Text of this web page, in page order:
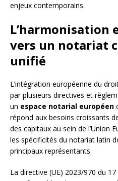
enjeux contemporains.
L’harmonisation
vers un notariat
unifié
L’intégration européenne du
par plusieurs directives et
un espace notarial européen
répond aux besoins croissants
des capitaux au sein de l’Union
les spécificités du notariat latin
principaux représentants.
La directive (UE) 2023/970 du